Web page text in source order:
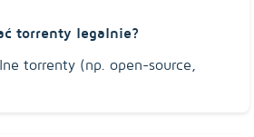
torrenty legalnie?
torrenty (np. open-source,